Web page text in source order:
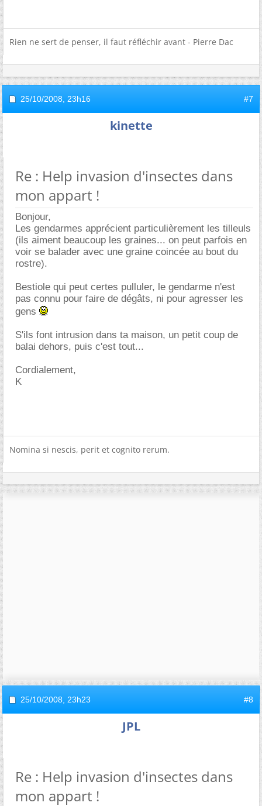
Rien ne sert de penser, il faut réfléchir avant - Pierre Dac
25/10/2008, 23h16 #7
kinette
Re : Help invasion d'insectes dans
mon appart !
Bonjour,
Les gendarmes apprécient particulièrement les tilleuls
(ils aiment beaucoup les graines... on peut parfois en
voir se balader avec une graine coincée au bout du
rostre).
Bestiole qui peut certes pulluler, le gendarme n'est
pas connu pour faire de dégâts, ni pour agresser les
gens
S'ils font intrusion dans ta maison, un petit coup de
balai dehors, puis c'est tout...
Cordialement,
K
Nomina si nescis, perit et cognito rerum.
25/10/2008, 23h23 #8
JPL
Re : Help invasion d'insectes dans
mon appart !